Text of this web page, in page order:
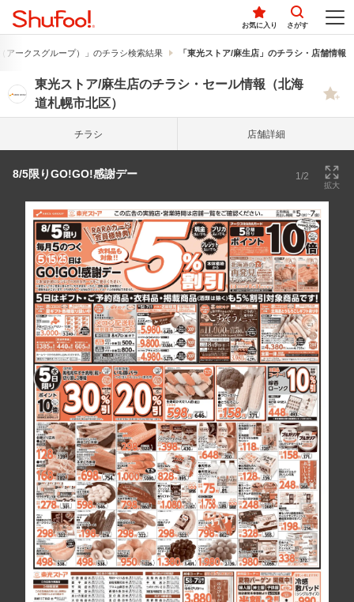
お気に入り さがす
アークスグループ）」のチラシ検索結果 「東光ストア/麻生店」のチラシ・店舗情報
東光ストア/麻生店のチラシ・セール情報（北海
道札幌市北区）
チラシ 店舗詳細
8/5限りGO!GO!感謝デー 1/2
拡大